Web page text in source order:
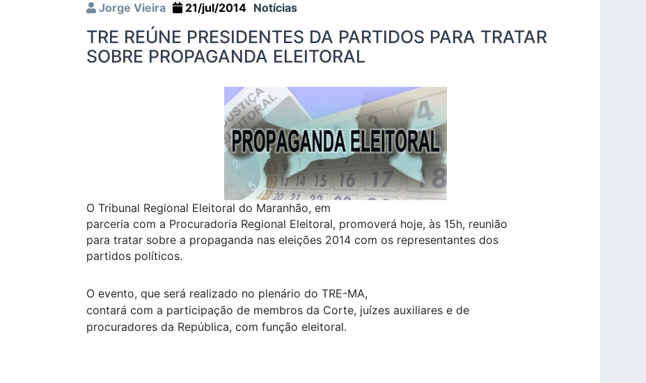
Jorge Vieira 21/jul/2014 Notícias
TRE REÚNE PRESIDENTES DA PARTIDOS PARA TRATAR
SOBRE PROPAGANDA ELEITORAL
O Tribunal Regional Eleitoral do Maranhão, em
parceria com a Procuradoria Regional Eleitoral, promoverá hoje, às 15h, reunião
para tratar sobre a propaganda nas eleições 2014 com os representantes dos
partidos políticos.
O evento, que será realizado no plenário do TRE-MA,
contará com a participação de membros da Corte, juízes auxiliares e de
procuradores da República, com função eleitoral.